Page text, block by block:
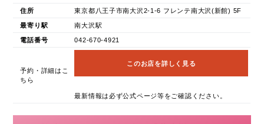
住所 東京都八王子市南大沢2-1-6 フレンテ南大沢(新館) 5F
最寄り駅 南大沢駅
電話番号 042-670-4921
予約・詳細はこ
ちら
このお店を詳しく見る
最新情報は必ず公式ページ等をご確認ください。